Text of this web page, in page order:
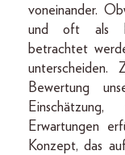
voneinander.
und oft als
betrachtet
Bewertung
Erwartungen
Konzept, das